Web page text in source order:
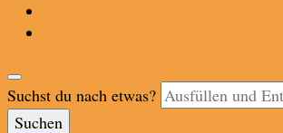
Suchst du nach etwas?